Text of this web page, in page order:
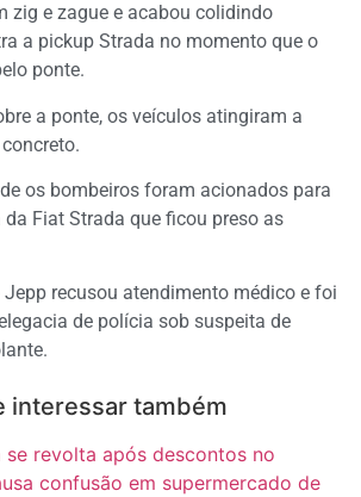
zig e zague e acabou colidindo
a pickup Strada no momento que o
ponte.
a ponte, os veículos atingiram a
os bombeiros foram acionados para
Fiat Strada que ficou preso as
recusou atendimento médico e foi
de polícia sob suspeita de
interessar também
se revolta após descontos no
confusão em supermercado de